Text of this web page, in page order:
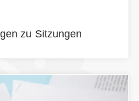
zu Sitzungen